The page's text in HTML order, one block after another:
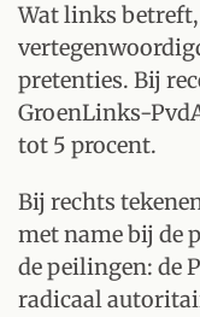
Wat links
pretenties. Bij
GroenLinks-
tot 5 procent.
Bij rechts
met name bij de
de peilingen: de
radicaal